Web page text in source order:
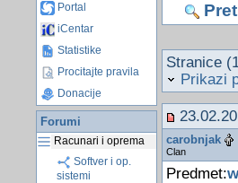
Portal
iCentar
Statistike
Procitajte pravila
Donacije
Forumi
Racunari i oprema
Softver i op.
sistemi
Stranice
Prikazi
carobnjak
Clan
Predmet: